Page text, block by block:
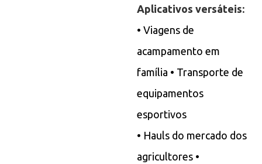
Aplicativos versáteis:
• Viagens de
acampamento em
família • Transporte de
equipamentos
esportivos
• Hauls do mercado dos
agricultores •